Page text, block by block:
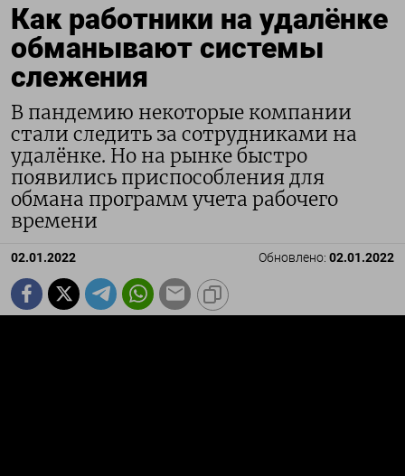
Как работники на удалёнке
обманывают системы
слежения
В пандемию некоторые компании
стали следить за сотрудниками на
удалёнке. Но на рынке быстро
появились приспособления для
обмана программ учета рабочего
времени
02.01.2022 Обновлено: 02.01.2022